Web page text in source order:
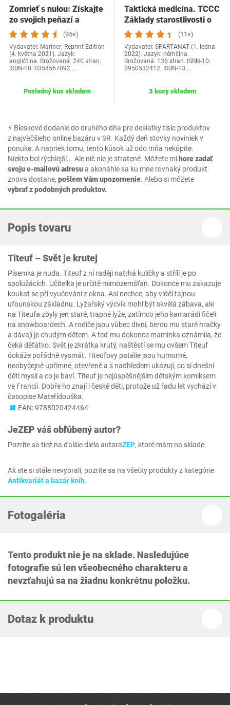
⚡ Bleskové dodanie do druhého dňa pre desiatky tisíc produktov
z najväčšieho online bazáru v SR. Každý deň stovky noviniek v
ponuke. A napriek tomu, tento kúsok už odo mňa nekúpite.
Niekto bol rýchlejší... Ale nič nie je stratené. Môžete mihore zadať
svoju e-mailovú adresua akonáhle sa ku mne rovnaký produkt
znova dostane, pošlem Vám upozornenie. Alebo si môžete
vybrať z podobných produktov.
Zomrieť s nulou: Získajte
zo svojich peňazí a
života…
(95×)
Vydavatel: Mariner; Reprint Edition
(4. května 2021). Jazyk:
angličtina. Brožovaná: 240 stran.
ISBN-10: 0358567092.…
Posledný kus skladem
Taktická medicína. TCCC
Základy starostlivosti o
zranených…
(11×)
Vydavatel: SPARTANAT (1. ledna
2022). Jazyk: němčina.
Brožovaná: 136 stran. ISBN-10:
3950532412. ISBN-13:…
3 kusy skladem
Popis tovaru
Titeuf – Svět je krutej
Písemka je nuda. Titeuf z ní raději natrhá kuličky a střílí je po
spolužácích. Učitelka je určitě mimozemšťan. Dokonce mu zakazuje
koukat se při vyučování z okna. Asi nechce, aby viděl tajnou
ufounskou základnu. Lyžařský výcvik mohl být skvělá zábava, ale
na Titeufa zbyly jen staré, trapné lyže, zatímco jeho kamarádi fičeli
na snowboardech. A rodiče jsou vůbec divní, berou mu staré hračky
a dávají je chudým dětem. A teď mu dokonce maminka oznámila, že
čeká děťátko. Svět je zkrátka krutý, naštěstí se mu ovšem Titeuf
dokáže pořádně vysmát. Titeufovy patálie jsou humorné,
neobyčejně upřímné, otevřeně a s nadhledem ukazují, co si dnešní
děti myslí a co je baví. Titeuf je nejúspěšnějším dětským komiksem
ve Francii. Dobře ho znají i české děti, protože už řadu let vychází v
časopise Mateřídouška.
EAN: 9788020424464
JeZEP váš obľúbený autor?
Pozrite sa tiež na ďalšie diela autoraZEP, ktoré mám na sklade.
Ak ste si stále nevybrali, pozrite sa na všetky produkty z kategórie
Antikvariát a bazár kníh.
Fotogaléria
Tento produkt nie je na sklade. Nasledujúce
fotografie sú len všeobecného charakteru a
nevzťahujú sa na žiadnu konkrétnu položku.
Dotaz k produktu